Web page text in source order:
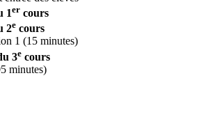
1er cours
2e cours
1 (15 minutes)
3e cours
minutes)